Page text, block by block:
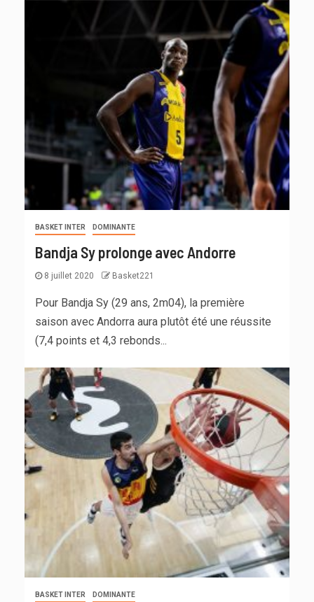
BASKET INTER DOMINANTE
Bandja Sy prolonge avec Andorre
8 juillet 2020 Basket221
Pour Bandja Sy (29 ans, 2m04), la première
saison avec Andorra aura plutôt été une réussite
(7,4 points et 4,3 rebonds...
BASKET INTER DOMINANTE